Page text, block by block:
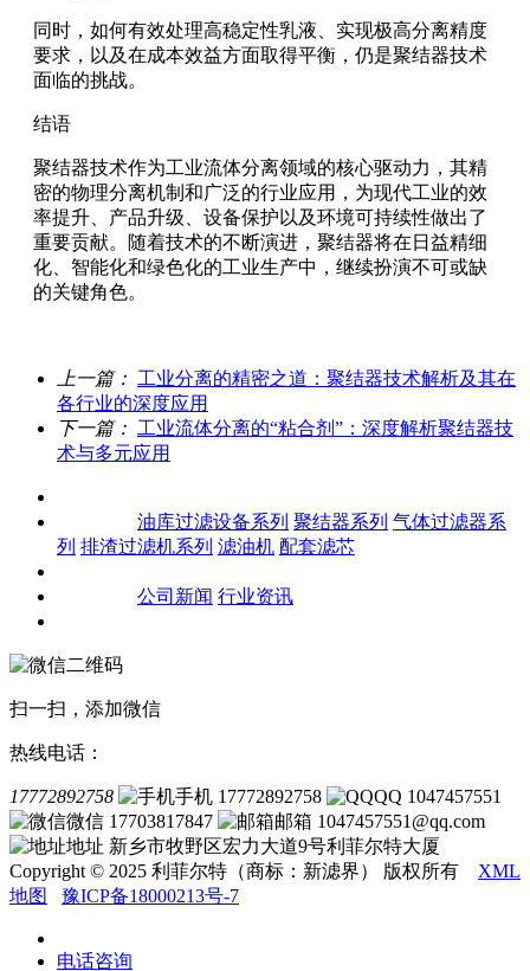
同时，如何有效处理高稳定性乳液、实现极高分离精度
要求，以及在成本效益方面取得平衡，仍是聚结器技术
面临的挑战。
结语
聚结器技术作为工业流体分离领域的核心驱动力，其精
密的物理分离机制和广泛的行业应用，为现代工业的效
率提升、产品升级、设备保护以及环境可持续性做出了
重要贡献。随着技术的不断演进，聚结器将在日益精细
化、智能化和绿色化的工业生产中，继续扮演不可或缺
的关键角色。
上一篇： 工业分离的精密之道：聚结器技术解析及其在
各行业的深度应用
下一篇： 工业流体分离的“粘合剂”：深度解析聚结器技
术与多元应用
油库过滤设备系列 聚结器系列 气体过滤器系
列 排渣过滤机系列 滤油机 配套滤芯
公司新闻 行业资讯
扫一扫，添加微信
热线电话：
17772892758 手机 17772892758
QQ 1047457551
微信 17703817847
邮箱 1047457551@qq.com
地址 新乡市牧野区宏力大道9号利菲尔特大厦
Copyright © 2025 利菲尔特（商标：新滤界） 版权所有 XML
地图
豫ICP备18000213号-7
电话咨询